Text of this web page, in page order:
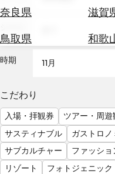
奈良県
滋賀
鳥取県
和歌
テ
を
調
べ
る
天
気
を
見
る
時期 11月
こだわり
入場・拝観券 ツアー・周遊
サスティナブル
ガストロノ
サブカルチャー
ファッショ
リゾート
フォトジェニック